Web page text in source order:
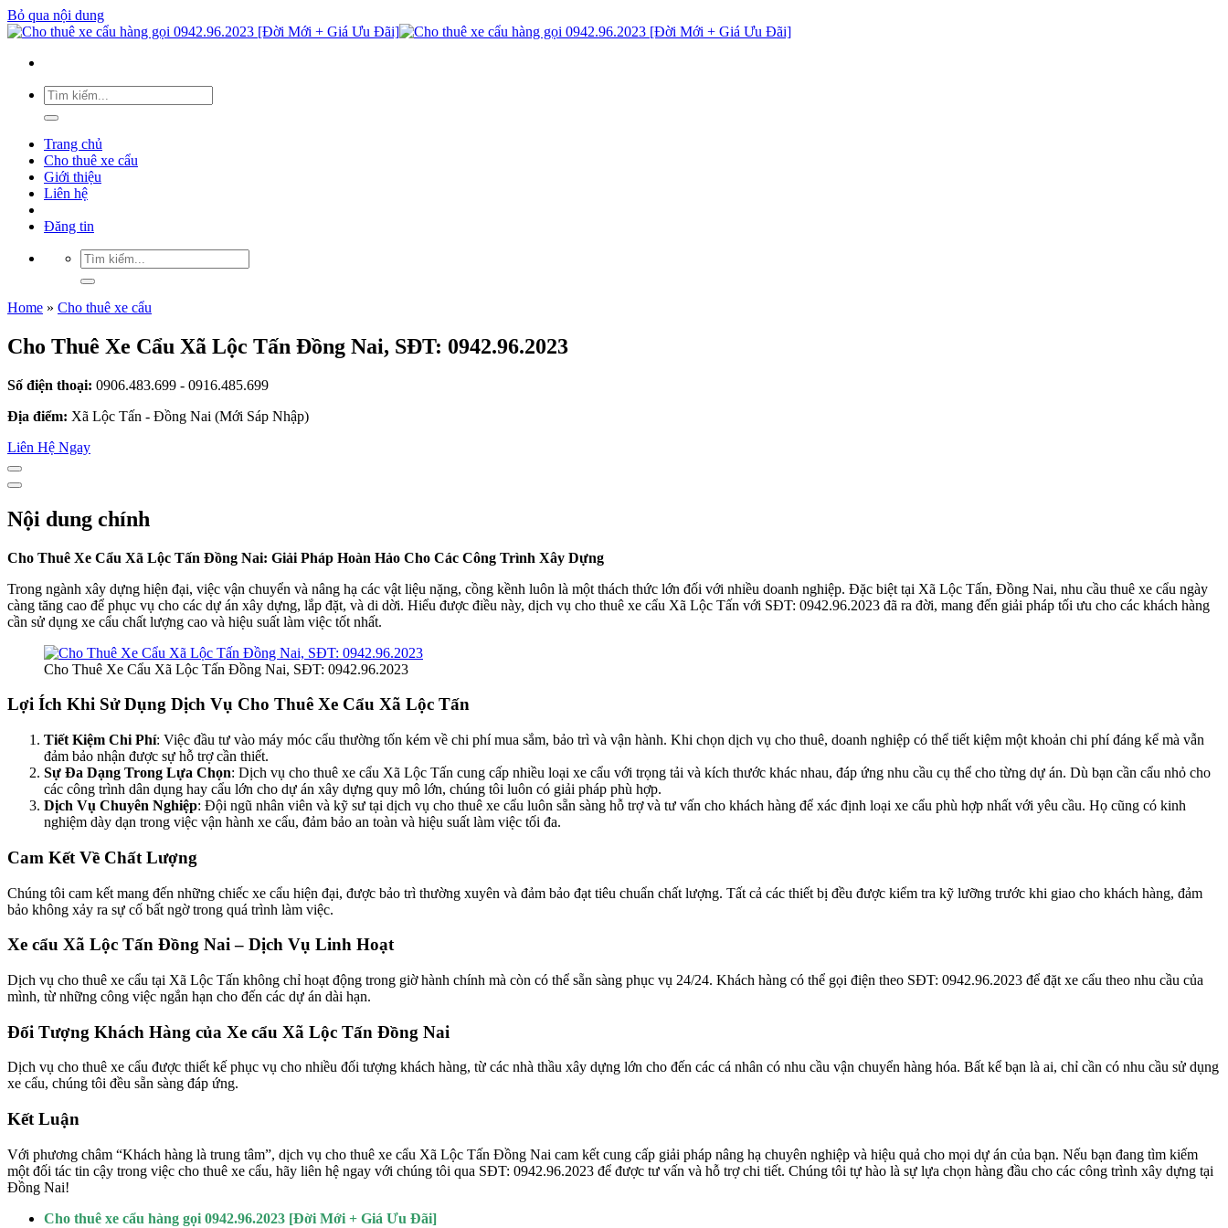
Bỏ qua nội dung
Trang chủ
Cho thuê xe cẩu
Giới thiệu
Liên hệ
Đăng tin
Home » Cho thuê xe cẩu
Cho Thuê Xe Cẩu Xã Lộc Tấn Đồng Nai, SĐT: 0942.96.2023
Số điện thoại: 0906.483.699 - 0916.485.699
Địa điểm: Xã Lộc Tấn - Đồng Nai (Mới Sáp Nhập)
Liên Hệ Ngay
Nội dung chính
Cho Thuê Xe Cẩu Xã Lộc Tấn Đồng Nai: Giải Pháp Hoàn Hảo Cho Các Công Trình Xây Dựng
Trong ngành xây dựng hiện đại, việc vận chuyển và nâng hạ các vật liệu nặng, cồng kềnh luôn là một thách thức lớn đối với nhiều doanh nghiệp. Đặc biệt tại Xã Lộc Tấn, Đồng Nai, nhu cầu thuê xe cẩu ngày
càng tăng cao để phục vụ cho các dự án xây dựng, lắp đặt, và di dời. Hiểu được điều này, dịch vụ cho thuê xe cẩu Xã Lộc Tấn với SĐT: 0942.96.2023 đã ra đời, mang đến giải pháp tối ưu cho các khách hàng
cần sử dụng xe cẩu chất lượng cao và hiệu suất làm việc tốt nhất.
Cho Thuê Xe Cẩu Xã Lộc Tấn Đồng Nai, SĐT: 0942.96.2023
Lợi Ích Khi Sử Dụng Dịch Vụ Cho Thuê Xe Cẩu Xã Lộc Tấn
Tiết Kiệm Chi Phí: Việc đầu tư vào máy móc cẩu thường tốn kém về chi phí mua sắm, bảo trì và vận hành. Khi chọn dịch vụ cho thuê, doanh nghiệp có thể tiết kiệm một khoản chi phí đáng kể mà vẫn
đảm bảo nhận được sự hỗ trợ cần thiết.
Sự Đa Dạng Trong Lựa Chọn: Dịch vụ cho thuê xe cẩu Xã Lộc Tấn cung cấp nhiều loại xe cẩu với trọng tải và kích thước khác nhau, đáp ứng nhu cầu cụ thể cho từng dự án. Dù bạn cần cẩu nhỏ cho
các công trình dân dụng hay cẩu lớn cho dự án xây dựng quy mô lớn, chúng tôi luôn có giải pháp phù hợp.
Dịch Vụ Chuyên Nghiệp: Đội ngũ nhân viên và kỹ sư tại dịch vụ cho thuê xe cẩu luôn sẵn sàng hỗ trợ và tư vấn cho khách hàng để xác định loại xe cẩu phù hợp nhất với yêu cầu. Họ cũng có kinh
nghiệm dày dạn trong việc vận hành xe cẩu, đảm bảo an toàn và hiệu suất làm việc tối đa.
Cam Kết Về Chất Lượng
Chúng tôi cam kết mang đến những chiếc xe cẩu hiện đại, được bảo trì thường xuyên và đảm bảo đạt tiêu chuẩn chất lượng. Tất cả các thiết bị đều được kiểm tra kỹ lưỡng trước khi giao cho khách hàng, đảm
bảo không xảy ra sự cố bất ngờ trong quá trình làm việc.
Xe cẩu Xã Lộc Tấn Đồng Nai – Dịch Vụ Linh Hoạt
Dịch vụ cho thuê xe cẩu tại Xã Lộc Tấn không chỉ hoạt động trong giờ hành chính mà còn có thể sẵn sàng phục vụ 24/24. Khách hàng có thể gọi điện theo SĐT: 0942.96.2023 để đặt xe cẩu theo nhu cầu của
mình, từ những công việc ngắn hạn cho đến các dự án dài hạn.
Đối Tượng Khách Hàng của Xe cẩu Xã Lộc Tấn Đồng Nai
Dịch vụ cho thuê xe cẩu được thiết kế phục vụ cho nhiều đối tượng khách hàng, từ các nhà thầu xây dựng lớn cho đến các cá nhân có nhu cầu vận chuyển hàng hóa. Bất kể bạn là ai, chỉ cần có nhu cầu sử dụng
xe cẩu, chúng tôi đều sẵn sàng đáp ứng.
Kết Luận
Với phương châm “Khách hàng là trung tâm”, dịch vụ cho thuê xe cẩu Xã Lộc Tấn Đồng Nai cam kết cung cấp giải pháp nâng hạ chuyên nghiệp và hiệu quả cho mọi dự án của bạn. Nếu bạn đang tìm kiếm
một đối tác tin cậy trong việc cho thuê xe cẩu, hãy liên hệ ngay với chúng tôi qua SĐT: 0942.96.2023 để được tư vấn và hỗ trợ chi tiết. Chúng tôi tự hào là sự lựa chọn hàng đầu cho các công trình xây dựng tại
Đồng Nai!
Cho thuê xe cẩu hàng gọi 0942.96.2023 [Đời Mới + Giá Ưu Đãi]